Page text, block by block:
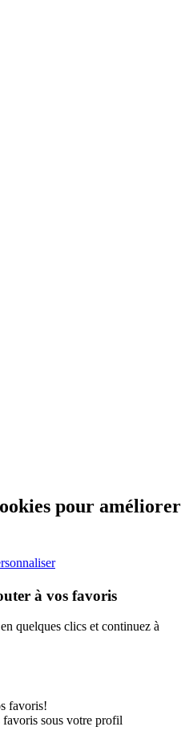
pour améliorer
à vos favoris
quelques clics et continuez à
favoris!
sous votre profil